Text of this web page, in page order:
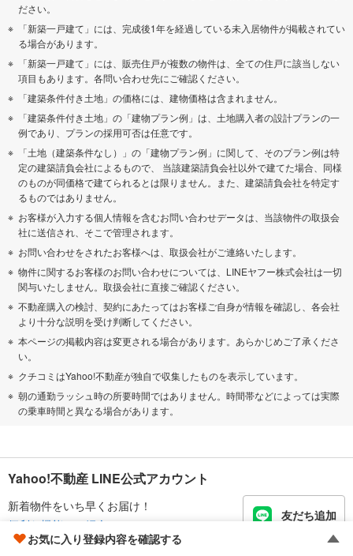
ださい。
「新築一戸建て」には、完成後1年を経過している未入居物件が掲載されてい
る場合があります。
「新築一戸建て」には、販売住戸が複数の物件は、全ての住戸に該当しない
項目もあります。各問い合わせ先にご確認ください。
「建築条件付き土地」の価格には、建物価格は含まれません。
「建築条件付き土地」の「建物プラン例」は、土地購入者の設計プランの一
例であり、プランの採用可否は任意です。
「土地（建築条件なし）」の「建物プラン例」に関して、そのプラン例は特
定の建築請負会社によるもので、 当該建築請負会社以外で建てた場合、同様
のものが同価格で建てられるとは限りません。また、建築請負会社を特定す
るものではありません。
お客様が入力する個人情報を含むお問い合わせデータは、当該物件の取扱会
社に送信され、そこで管理されます。
お問い合わせをされたお客様へは、取扱会社がご連絡いたします。
物件に関するお客様のお問い合わせについては、LINEヤフー株式会社は一切
関与いたしません。取扱会社に直接ご確認ください。
不動産購入の検討、契約にあたってはお客様ご自身が情報を確認し、各会社
より十分な説明を受け判断してください。
本ページの掲載内容は変更される場合があります。あらかじめご了承くださ
い。
クチコミはYahoo!不動産が独自で収集したものを表示しています。
朝の通勤ラッシュ時の所要時間ではありません。時間帯などによっては実際
の乗車時間と異なる場合があります。
お気に入り登録内容を確認する
Yahoo!不動産 LINE公式アカウント
新着物件をいち早くお届け！
便利な機能のご紹介
友だち追加